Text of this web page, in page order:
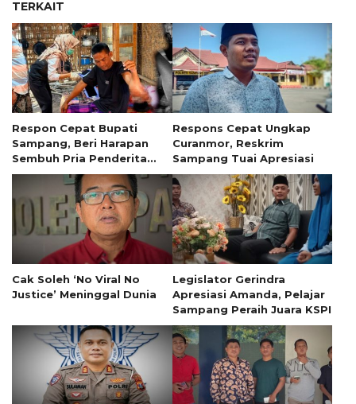
TERKAIT
Respon Cepat Bupati
Sampang, Beri Harapan
Sembuh Pria Penderita
Tumor 13 Tahun
Respons Cepat Ungkap
Curanmor, Reskrim
Sampang Tuai Apresiasi
Cak Soleh ‘No Viral No
Justice’ Meninggal Dunia
Legislator Gerindra
Apresiasi Amanda, Pelajar
Sampang Peraih Juara KSPI